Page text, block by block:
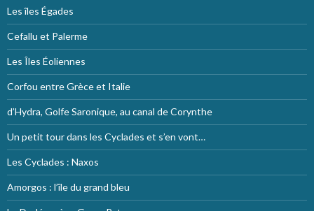
Les îles Égades
Cefallu et Palerme
Les Îles Éoliennes
Corfou entre Grèce et Italie
d’Hydra, Golfe Saronique, au canal de Corynthe
Un petit tour dans les Cyclades et s’en vont…
Les Cyclades : Naxos
Amorgos : l’île du grand bleu